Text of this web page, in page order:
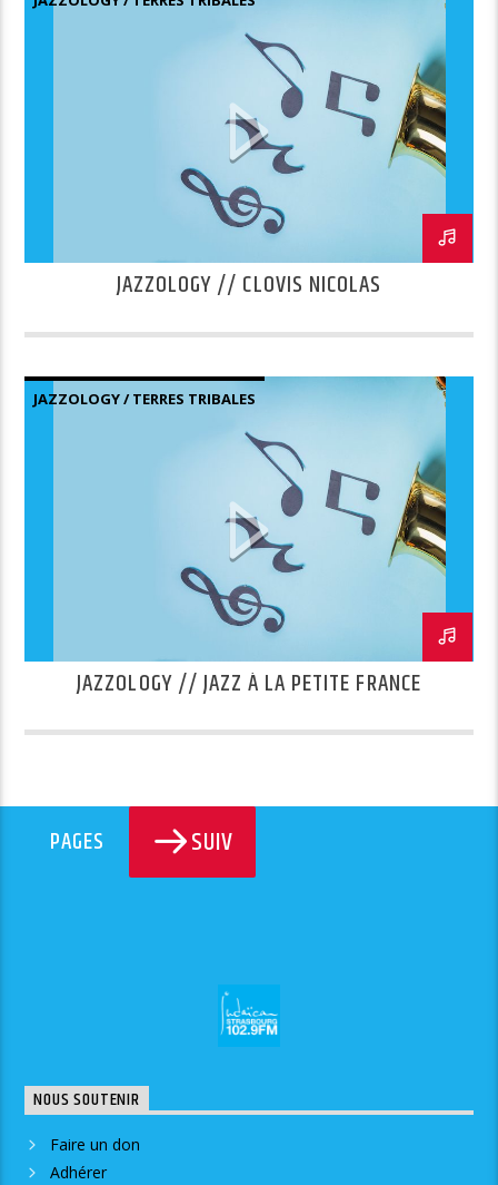
JAZZOLOGY // CLOVIS NICOLAS
JAZZOLOGY / TERRES TRIBALES
JAZZOLOGY // JAZZ À LA PETITE FRANCE
PAGES SUIV
NOUS SOUTENIR
Faire un don
Adhérer